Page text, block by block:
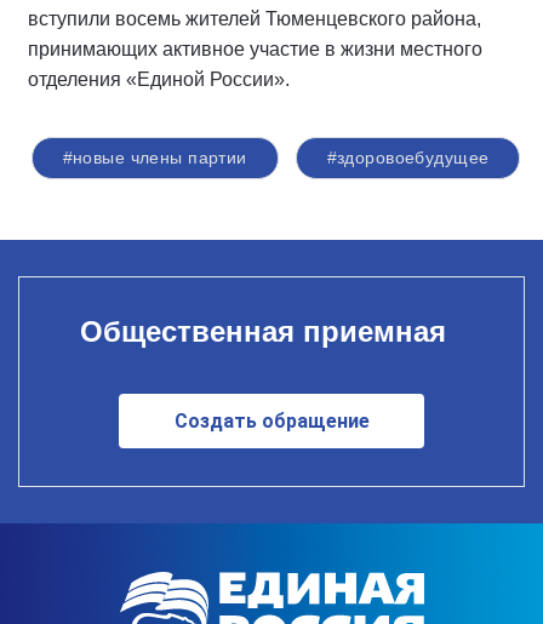
вступили восемь жителей Тюменцевского района,
принимающих активное участие в жизни местного
отделения «Единой России».
#новые члены партии #здоровоебудущее
Общественная приемная
Создать обращение